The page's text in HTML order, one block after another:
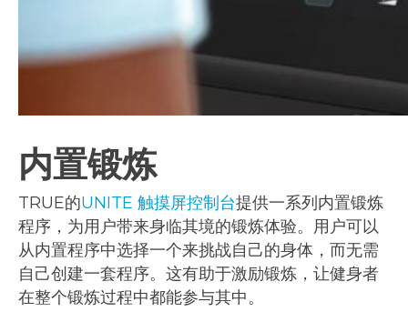
内置锻炼
TRUE的UNITE 触摸屏控制台提供一系列内置锻炼
程序，为用户带来身临其境的锻炼体验。用户可以
从内置程序中选择一个来挑战自己的身体，而无需
自己创建一套程序。这有助于激励锻炼，让健身者
在整个锻炼过程中都能参与其中。